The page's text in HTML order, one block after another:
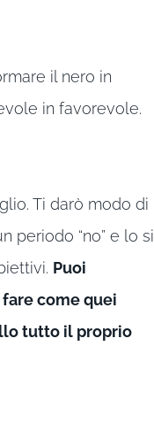
il nero in
in favorevole.
Ti darò modo di
periodo “no” e lo si
Puoi
come quei
tutto il proprio